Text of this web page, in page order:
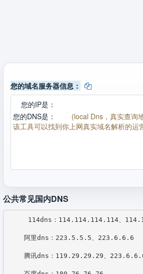
您的域名服务器信息：
您的IP是：
您的DNS是：
(local Dns，真实查询地
该工具可以找到你上网真实域名解析的运
公共常见国内DNS
114dns：114.114.114.114、
阿里dns：223.5.5.5、
腾讯dns：119.29.29.29、